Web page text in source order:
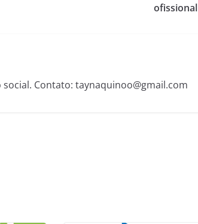
ofissional
Contato: taynaquinoo@gmail.com